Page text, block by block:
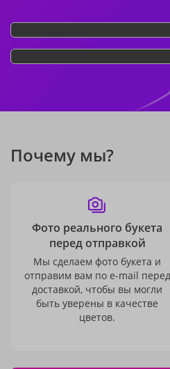
Почему мы?
Фото реального букета
перед отправкой
Мы сделаем фото букета и
отправим вам по e-mail перед
доставкой, чтобы вы могли
быть уверены в качестве
цветов.